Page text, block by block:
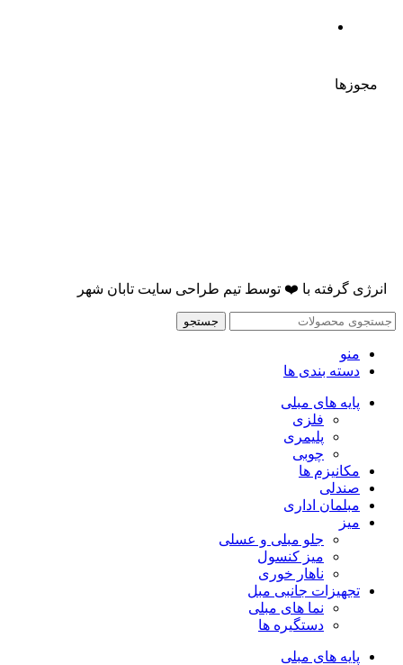
مجوزها
انرژی گرفته با ❤️ توسط تیم طراحی سایت تابان شهر
جستجو
منو
دسته بندی ها
پایه های مبلی
فلزی
پلیمری
چوبی
مکانیزم ها
صندلی
مبلمان اداری
میز
جلو مبلی و عسلی
میز کنسول
ناهار خوری
تجهیزات جانبی مبل
نما های مبلی
دستگیره ها
پایه های مبلی